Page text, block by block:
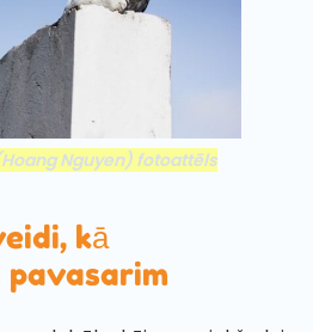
Nguyen) fotoattēls
kā